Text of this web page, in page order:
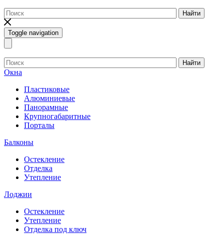
Найти
Toggle navigation
Найти
Окна
Пластиковые
Алюминиевые
Панорамные
Крупногабаритные
Порталы
Балконы
Остекление
Отделка
Утепление
Лоджии
Остекление
Утепление
Отделка под ключ